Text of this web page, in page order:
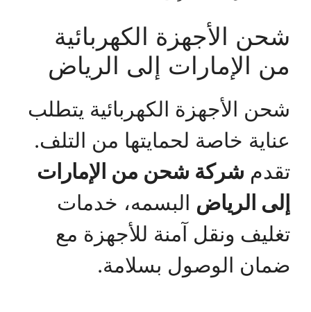
شحن الأجهزة الكهربائية
من الإمارات إلى الرياض
شحن الأجهزة الكهربائية يتطلب
عناية خاصة لحمايتها من التلف.
تقدم شركة شحن من الإمارات
إلى الرياض البسمه، خدمات
تغليف ونقل آمنة للأجهزة مع
ضمان الوصول بسلامة.